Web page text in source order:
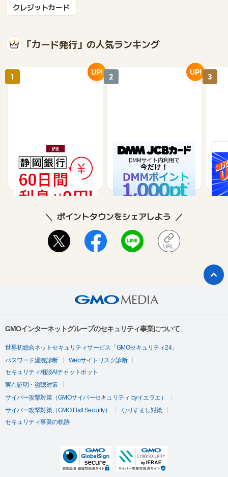
クレジットカード
「カード発行」の人気ランキング
静岡銀行カードローンSE
LECA（セレカ）
26,250 35,000
1 UP!
DMM JCBカード（発
3,000 5,500
2 UP!
※合
※【
シ
3
ポイントタウンをシェアしよう
GMOインターネットグループのセキュリティ事業について
世界初総合ネットセキュリティサービス「GMOセキュリティ24」
パスワード漏洩診断
Webサイトリスク診断
セキュリティ相談AIチャットボット
実在証明・盗聴対策
サイバー攻撃対策（GMOサイバーセキュリティ byイエラエ）
サイバー攻撃対策（GMO Flatt Security）
なりすまし対策
セキュリティ事業の軌跡